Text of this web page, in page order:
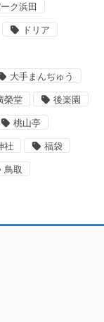
ク浜田
ドリア
大手まんぢゅう
榮堂 後楽園
桃山亭
社 福袋
鳥取